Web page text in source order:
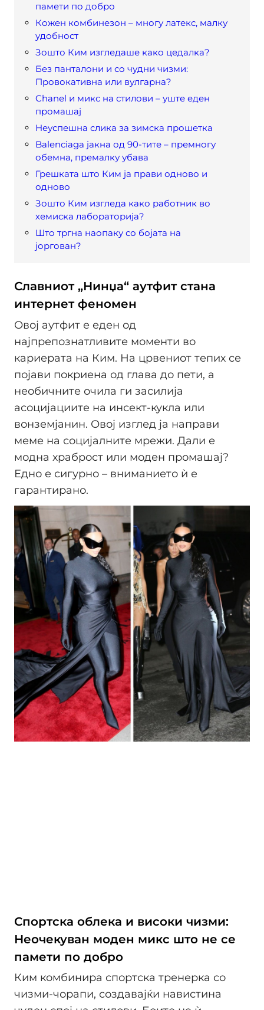
памети по добро
Кожен комбинезон – многу латекс, малку
удобност
Зошто Ким изгледаше како цедалка?
Без панталони и со чудни чизми:
Провокативна или вулгарна?
Chanel и микс на стилови – уште еден
промашај
Неуспешна слика за зимска прошетка
Balenciaga јакна од 90-тите – премногу
обемна, премалку убава
Грешката што Ким ја прави одново и
одново
Зошто Ким изгледа како работник во
хемиска лабораторија?
Што тргна наопаку со бојата на
јоргован?
Славниот „Нинџа“ аутфит стана
интернет феномен
Овој аутфит е еден од
најпрепознатливите моменти во
кариерата на Ким. На црвениот тепих се
појави покриена од глава до пети, а
необичните очила ги засилија
асоцијациите на инсект-кукла или
вонземјанин. Овој изглед ја направи
меме на социјалните мрежи. Дали е
модна храброст или моден промашај?
Едно е сигурно – вниманието ѝ е
гарантирано.
Спортска облека и високи чизми:
Неочекуван моден микс што не се
памети по добро
Ким комбинира спортска тренерка со
чизми-чорапи, создавајќи навистина